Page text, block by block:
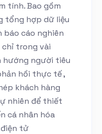
tính. Bao gồm
tổng hợp dữ liệu
cáo nghiên
trong vài
hướng người tiêu
hồi thực tế ,
khách hàng
nhiên để thiết
cá nhân hóa
tử